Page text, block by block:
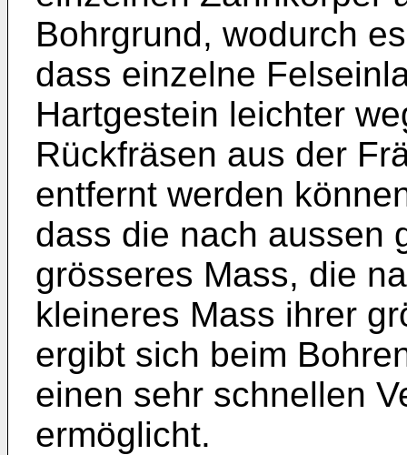
Bohrgrund, wodurch
dass einzelne
Hartgestein leichter
Rückfräsen aus der
entfernt werden
dass die nach aussen
grösseres Mass, die
kleineres Mass ihrer
ergibt sich beim
einen sehr schnellen
ermöglicht.